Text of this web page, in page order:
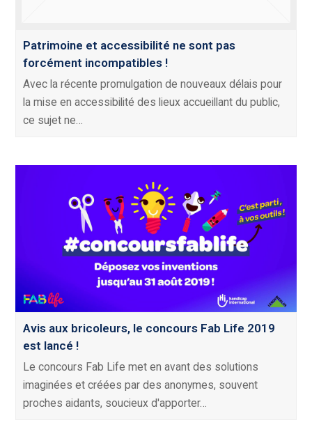
Patrimoine et accessibilité ne sont pas
forcément incompatibles !
Avec la récente promulgation de nouveaux délais pour
la mise en accessibilité des lieux accueillant du public,
ce sujet ne…
Avis aux bricoleurs, le concours Fab Life 2019
est lancé !
Le concours Fab Life met en avant des solutions
imaginées et créées par des anonymes, souvent
proches aidants, soucieux d'apporter…